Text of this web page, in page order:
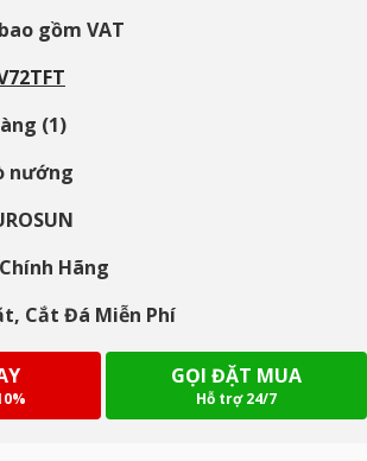
gồm VAT
(1)
nướng
Hãng
Cắt Đá Miễn Phí
GỌI ĐẶT MUA
Hỗ trợ 24/7